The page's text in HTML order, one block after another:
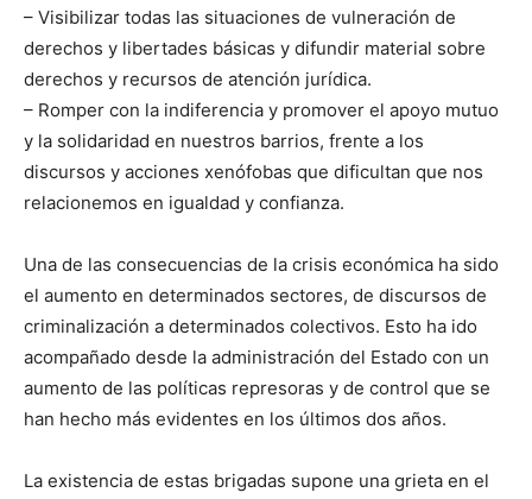
– Visibilizar todas las situaciones de vulneración de
derechos y libertades básicas y difundir material sobre
derechos y recursos de atención jurídica.
– Romper con la indiferencia y promover el apoyo mutuo
y la solidaridad en nuestros barrios, frente a los
discursos y acciones xenófobas que dificultan que nos
relacionemos en igualdad y confianza.
Una de las consecuencias de la crisis económica ha sido
el aumento en determinados sectores, de discursos de
criminalización a determinados colectivos. Esto ha ido
acompañado desde la administración del Estado con un
aumento de las políticas represoras y de control que se
han hecho más evidentes en los últimos dos años.
La existencia de estas brigadas supone una grieta en el